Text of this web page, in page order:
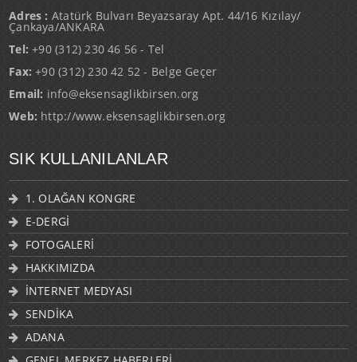
Adres : Atatürk Bulvarı Beyazsaray Apt. 44/16 Kızılay/
Çankaya/ANKARA
Tel: +90 (312) 230 46 56 - Tel
Fax: +90 (312) 230 42 52 - Belge Geçer
Email: info@eksensaglikbirsen.org
Web: http://www.eksensaglikbirsen.org
SIK KULLANILANLAR
1. OLAĞAN KONGRE
E-DERGİ
FOTOGALERİ
HAKKIMIZDA
İNTERNET MEDYASI
SENDİKA
ADANA